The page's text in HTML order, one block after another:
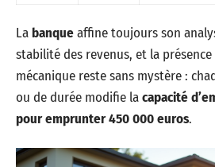
La banqueaffine toujours son
stabilité des revenus, et la
mécanique reste sans mystère :
ou de durée modifie lacapacité
pour emprunter 450 000 euros.